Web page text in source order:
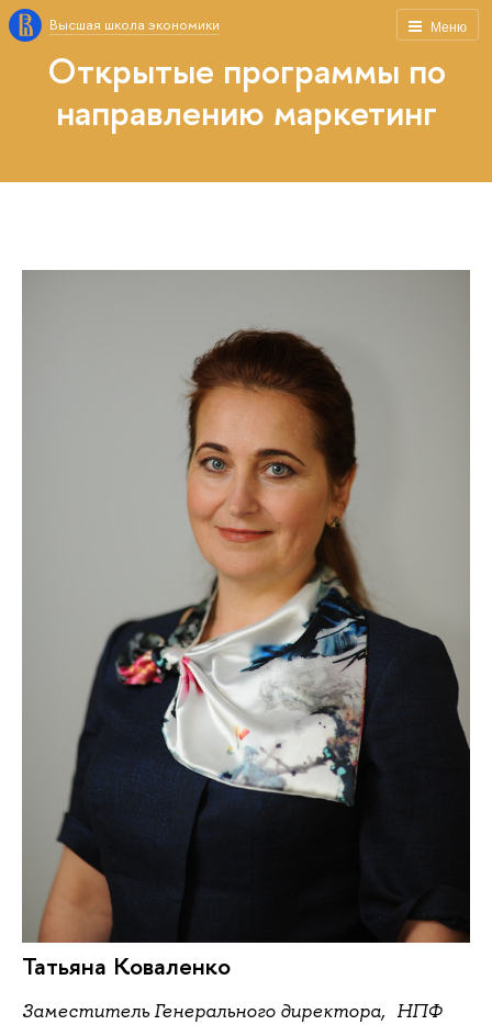
Меню
Высшая школа экономики
Открытые программы по
направлению маркетинг
Татьяна Коваленко
Заместитель Генерального директора, НПФ